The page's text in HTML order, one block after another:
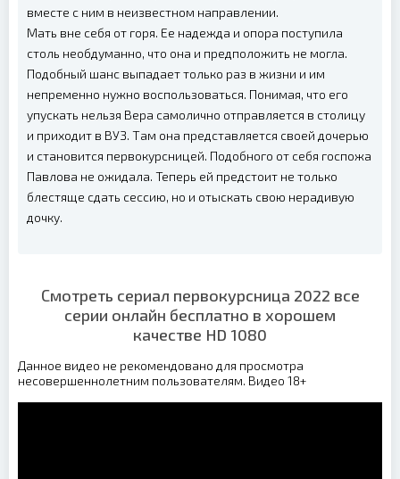
вместе с ним в неизвестном направлении.
Мать вне себя от горя. Ее надежда и опора поступила
столь необдуманно, что она и предположить не могла.
Подобный шанс выпадает только раз в жизни и им
непременно нужно воспользоваться. Понимая, что его
упускать нельзя Вера самолично отправляется в столицу
и приходит в ВУЗ. Там она представляется своей дочерью
и становится первокурсницей. Подобного от себя госпожа
Павлова не ожидала. Теперь ей предстоит не только
блестяще сдать сессию, но и отыскать свою нерадивую
дочку.
Смотреть сериал первокурсница 2022 все
серии онлайн бесплатно в хорошем
качестве HD 1080
Данное видео не рекомендовано для просмотра
несовершеннолетним пользователям. Видео 18+